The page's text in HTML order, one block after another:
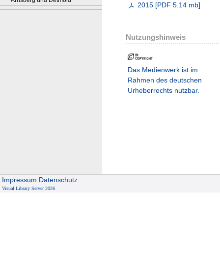
2015 [PDF 5.14 mb]
Nutzungshinweis
Das Medienwerk ist im
Rahmen des deutschen
Urheberrechts nutzbar.
Impressum Datenschutz
Visual Library Server 2026